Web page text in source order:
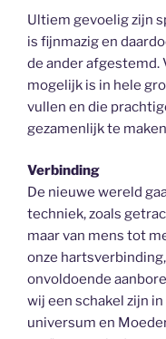
Ultiem gevoelig zijn
is fijnmazig en
de ander afgestemd.
mogelijk is in hele
vullen en die
gezamenlijk te
Verbinding
De nieuwe wereld
techniek, zoals
maar van mens tot
onze
onvoldoende
wij een schakel zijn
universum en